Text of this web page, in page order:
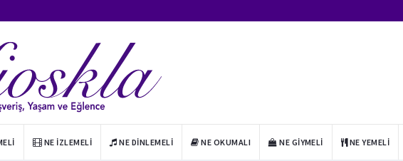
NE İZLEMELI NE DINLEMELI NE OKUMALI NE GIYMELI NE YEMELI